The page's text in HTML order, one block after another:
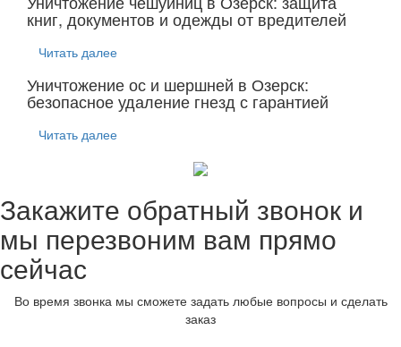
книг, документов и одежды от вредителей
Читать далее
Уничтожение ос и шершней в Озерск:
безопасное удаление гнезд с гарантией
Читать далее
Закажите обратный звонок и
мы перезвоним вам прямо
сейчас
Во время звонка мы сможете задать любые вопросы и сделать
заказ